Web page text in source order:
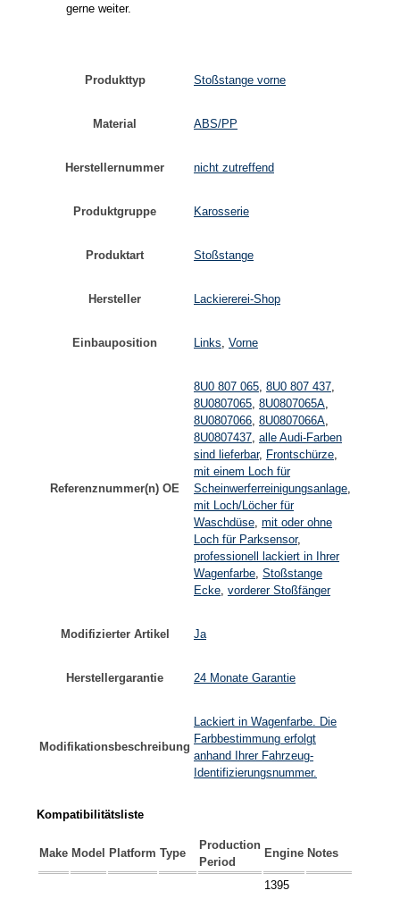
gerne weiter.
Produkttyp Stoßstange vorne
Material ABS/PP
Herstellernummer nicht zutreffend
Produktgruppe Karosserie
Produktart Stoßstange
Hersteller Lackiererei-Shop
Einbauposition Links, Vorne
Referenznummer(n) OE
8U0 807 065, 8U0 807 437,
8U0807065, 8U0807065A,
8U0807066, 8U0807066A,
8U0807437, alle Audi-Farben
sind lieferbar, Frontschürze,
mit einem Loch für
Scheinwerferreinigungsanlage,
mit Loch/Löcher für
Waschdüse, mit oder ohne
Loch für Parksensor,
professionell lackiert in Ihrer
Wagenfarbe, Stoßstange
Ecke, vorderer Stoßfänger
Modifizierter Artikel Ja
Herstellergarantie 24 Monate Garantie
Modifikationsbeschreibung
Lackiert in Wagenfarbe. Die
Farbbestimmung erfolgt
anhand Ihrer Fahrzeug-
Identifizierungsnummer.
Kompatibilitätsliste
Make Model Platform Type
Production
Period
Engine Notes
1395